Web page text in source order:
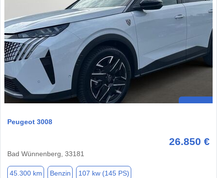
Peugeot 3008
26.850 €
Bad Wünnenberg, 33181
45.300 km Benzin 107 kw (145 PS)